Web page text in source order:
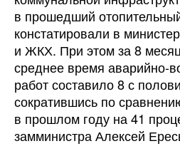
в прошедший
констатировали в
и ЖКХ. При этом за 8
среднее время аварийно-
работ составило 8 с
сократившись по
в прошлом году на 41
замминистра Алексей